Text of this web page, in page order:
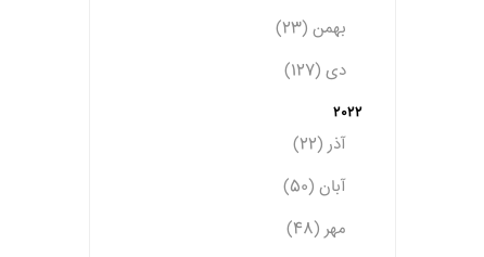
بهمن (23)
دی (127)
2022
آذر (22)
آبان (50)
مهر (48)